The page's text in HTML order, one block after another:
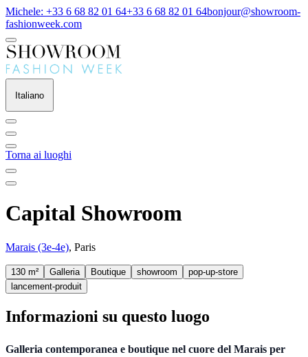
Michele: +33 6 68 82 01 64+33 6 68 82 01 64bonjour@showroom-
fashionweek.com
Italiano
Torna ai luoghi
Capital Showroom
Marais (3e-4e), Paris
130 m² Galleria Boutique showroom
pop-up-store
lancement-produit
Informazioni su questo luogo
Galleria contemporanea e boutique nel cuore del Marais per